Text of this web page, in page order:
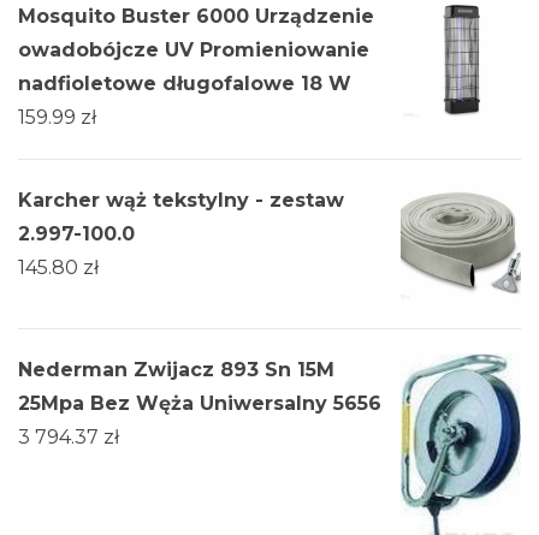
Mosquito Buster 6000 Urządzenie
owadobójcze UV Promieniowanie
nadfioletowe długofalowe 18 W
159.99 zł
Karcher wąż tekstylny - zestaw
2.997-100.0
145.80 zł
Nederman Zwijacz 893 Sn 15M
25Mpa Bez Węża Uniwersalny 5656
3 794.37 zł